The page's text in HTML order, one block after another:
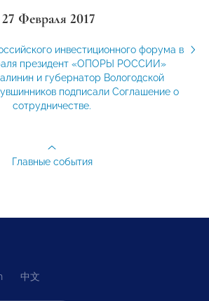
27 Февраля 2017
инвестиционного форума в
президент «ОПОРЫ РОССИИ»
и губернатор Вологодской
подписали Соглашение о
сотрудничестве.
Главные события
中文